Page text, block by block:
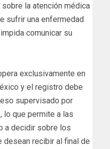
la atención médica
sufrir una enfermedad
comunicar su
exclusivamente en
y el registro debe
supervisado por
lo que permite a las
a decidir sobre los
desean recibir al final de